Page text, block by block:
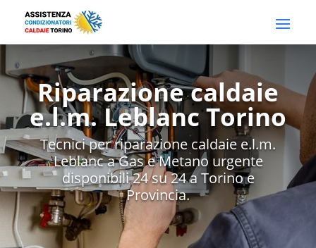
Riparazione caldaie
e.l.m. Leblanc Torino
Tecnici per riparazione caldaie e.l.m.
Leblanc a Gas e Metano urgente
disponibili 24 su 24 a Torino e
Provincia.